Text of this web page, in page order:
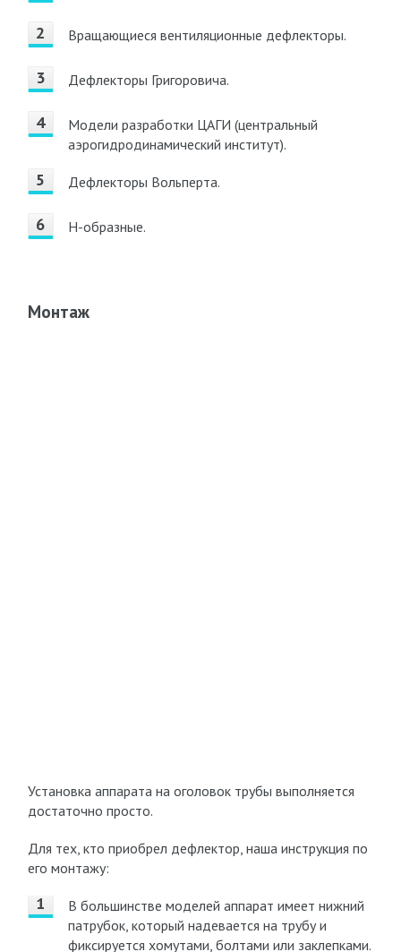
Вращающиеся вентиляционные дефлекторы.
Дефлекторы Григоровича.
Модели разработки ЦАГИ (центральный
аэрогидродинамический институт).
Дефлекторы Вольперта.
Н-образные.
Монтаж
Установка аппарата на оголовок трубы выполняется
достаточно просто.
Для тех, кто приобрел дефлектор, наша инструкция по
его монтажу:
В большинстве моделей аппарат имеет нижний
патрубок, который надевается на трубу и
фиксируется хомутами, болтами или заклепками.